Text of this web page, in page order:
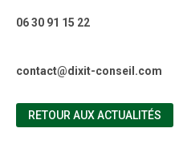
06 30 91 15 22
contact@dixit-conseil.com
RETOUR AUX ACTUALITÉS